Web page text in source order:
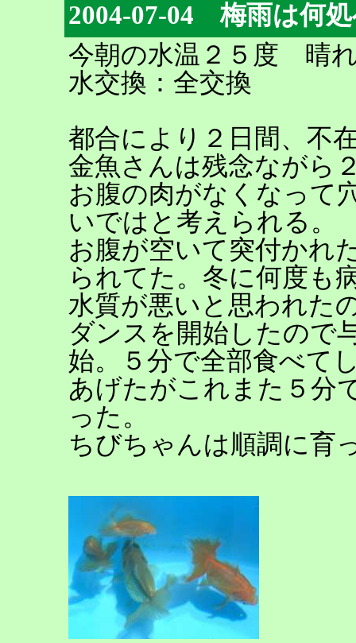
2004-07-04 梅雨は何
今朝の水温２５度 晴
水交換：全交換
都合により２日間、不
金魚さんは残念ながら
お腹の肉がなくなって
いではと考えられる。
お腹が空いて突付かれ
られてた。冬に何度も
水質が悪いと思われた
ダンスを開始したので
始。５分で全部食べて
あげたがこれまた５分
った。
ちびちゃんは順調に育